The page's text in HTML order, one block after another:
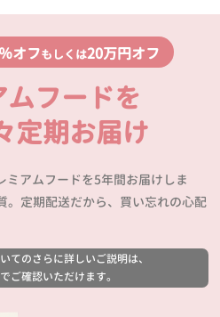
オフもしくは20万円オフ
フードを
定期お届け
アムフードを5年間お届けしま
。定期配送だから、買い忘れの心配
てのさらに詳しいご説明は、
でご確認いただけます。